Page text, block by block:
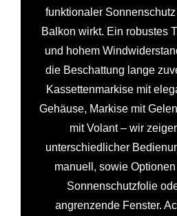
funktionaler
Balkon wirkt. Ein robustes
und hohem
die Beschattung lange
Kassettenmarkise mit
Gehäuse, Markise mit
mit Volant – wir
unterschiedlicher
manuell, sowie
Sonnenschutzfolie
angrenzende Fenster.